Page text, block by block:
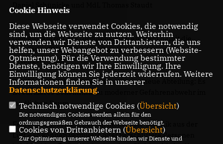
Daniel Schünicke und MdL Thomas Staudt
Gemeinsam mit der Drohnenstaffel entsteht damit die
innovative RHOT-Einheit – Rettungshunde und
Ortungstechnik.
Was hier entsteht, ist mehr als nur eine neue Abteilung: Es
ist ein klares Bekenntnis zu moderner Gefahrenabwehr im
ländlichen Raum.
Feine Spürnasen am Boden, modernste Technik aus der
Luft – so können vermisste oder verschüttete Personen
Cookie Hinweis
Diese Webseite verwendet Cookies, die notwendig
sind, um die Webseite zu nutzen. Weiterhin
verwenden wir Dienste von Drittanbietern, die uns
helfen, unser Webangebot zu verbessern (Website-
Optmierung). Für die Verwendung bestimmter
Dienste, benötigen wir Ihre Einwilligung. Ihre
Einwilligung können Sie jederzeit widerrufen. Weitere
Informationen finden Sie in unserer
Datenschutzerklärung.
Technisch notwendige Cookies (Übersicht)
Die notwendigen Cookies werden allein für den
ordnungsgemäßen Gebrauch der Webseite benötigt.
Cookies von Drittanbietern (Übersicht)
Zur Optimierung unserer Webseite binden wir Dienste und